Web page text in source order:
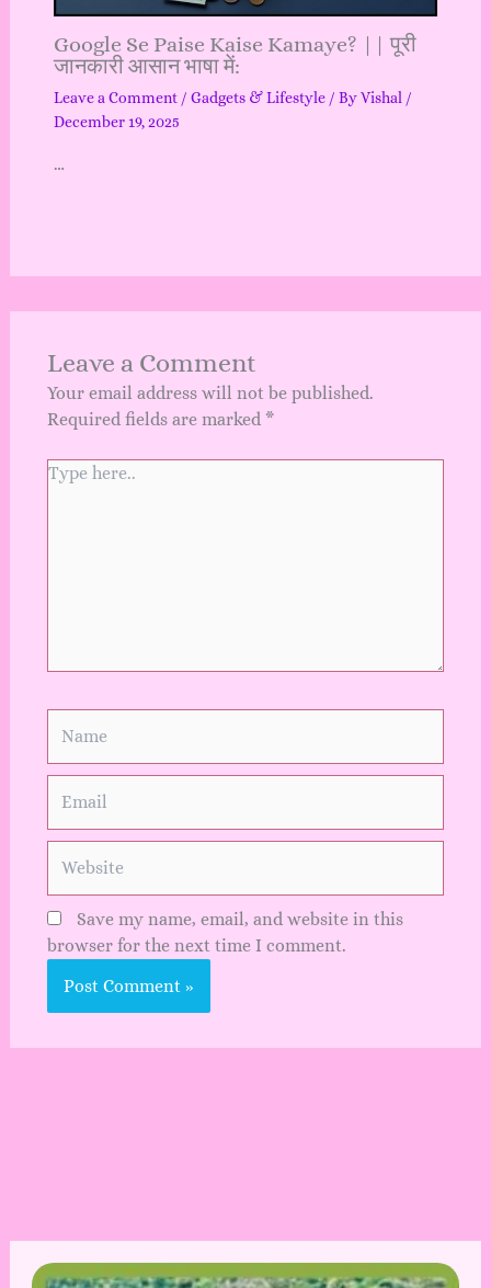
Google Se Paise Kaise Kamaye? || पूरी
जानकारी आसान भाषा में:
Leave a Comment / Gadgets & Lifestyle/ ByVishal /
December 19, 2025
…
Leave a Comment
Your email address will not be published.
Required fields are marked *
Type
Save my name, email, and website in this
browser for the next time I comment.